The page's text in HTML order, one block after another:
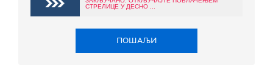
СТРЕЛИЦЕ У ДЕСНО ...
ПОШАЉИ